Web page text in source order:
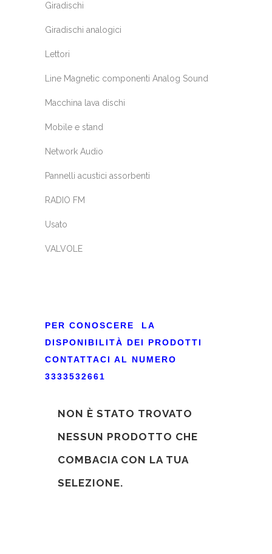
Giradischi
Giradischi analogici
Lettori
Line Magnetic componenti Analog Sound
Macchina lava dischi
Mobile e stand
Network Audio
Pannelli acustici assorbenti
RADIO FM
Usato
VALVOLE
PER CONOSCERE LA
DISPONIBILITÀ DEI PRODOTTI
CONTATTACI AL NUMERO
3333532661
NON È STATO TROVATO
NESSUN PRODOTTO CHE
COMBACIA CON LA TUA
SELEZIONE.